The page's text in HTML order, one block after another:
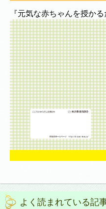
『元気な赤ちゃんを授かる
よく読まれている記